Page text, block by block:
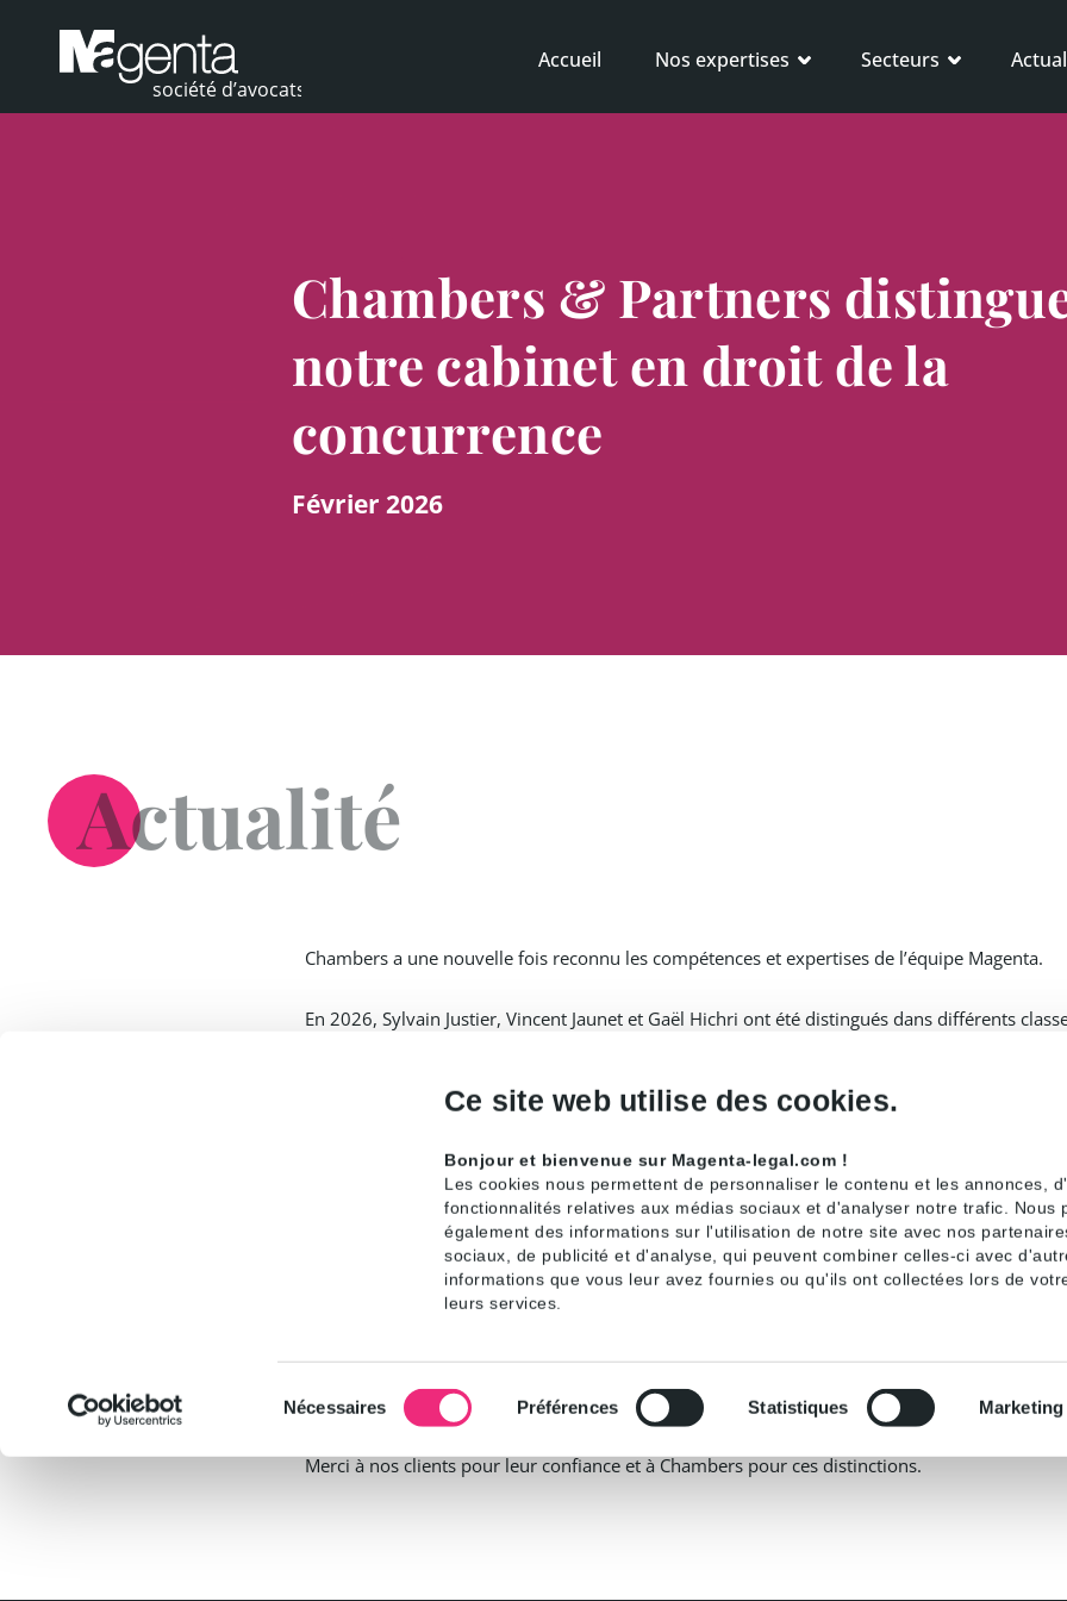
Ce site web utilise des cookies.
Bonjour et bienvenue sur Magenta-legal.com !
Les cookies nous permettent de personnaliser le contenu et les annonces,
fonctionnalités relatives aux médias sociaux et d'analyser notre trafic. Nous
également des informations sur l'utilisation de notre site avec nos
sociaux, de publicité et d'analyse, qui peuvent combiner celles-ci avec
informations que vous leur avez fournies ou qu'ils ont collectées lors de
leurs services.
Nécessaires Préférences Statistiques Marketing
Accueil Nos expertises Secteurs
Chambers & Partners
notre cabinet en droit de la
concurrence
Février 2026
Actualité
Chambers a une nouvelle fois reconnu les compétences et expertises de l’équipe Magenta.
En 2026, Sylvain Justier, Vincent Jaunet et Gaël Hichri ont été distingués dans différents
Sylvain Justier : Band 1
Vincent Jaunet : Band 2
Pour le classement Pharma / Life Science : Competition
Gaël Hichri : Band 2
Pour le classement Competition / European Law
Un succès naturellement partagé avec toute l’équipe de Magenta.
Merci à nos clients pour leur confiance et à Chambers pour ces distinctions.